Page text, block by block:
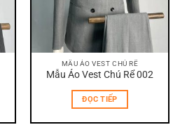
MẪU ÁO VEST CHÚ RỂ
Mẫu Áo Vest Chú Rể 002
ĐỌC TIẾP